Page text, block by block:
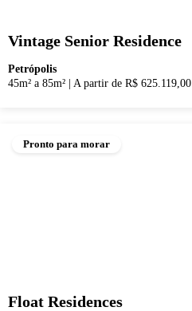
Vintage Senior Residence
Petrópolis
45m² a 85m²
A partir de R$ 625.119,00
Pronto para morar
Float Residences